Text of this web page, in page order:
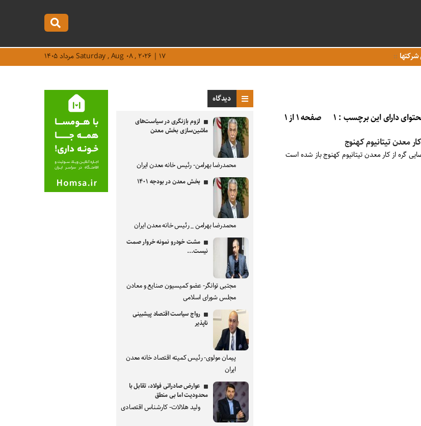
Saturday , Aug ۰۸ , ۲۰۲۶ | ۱۷ مرداد ۱۴۰۵
دارای این برچسب : ۱
صفحه ۱ از ۱
معدن تیتانیوم کهنوج
گره از کار معدن تیتانیوم کهنوج باز شده است
دیدگاه
لزوم بازنگری در سیاست‌های
ماشین‌سازی بخش معدن
محمدرضا بهرامن- رئیس خانه معدن ایران
بخش معدن در بودجه ۱۴۰۱
محمدرضا بهرامن _ رئیس خانه معدن ایران
مشت خودرو نمونه خروار صمت
نیست...
مجتبی توانگر- عضو کمیسیون صنایع و معادن
مجلس شورای اسلامی
رواج سیاست اقتصاد پیشبینی
ناپذیر
پیمان مولوی- رئیس کمیته اقتصاد خانه معدن
ایران
عوارض صادراتی فولاد، تقابل با
محدودیت اما بی منطق
ولید هلالات- کارشناس اقتصادی